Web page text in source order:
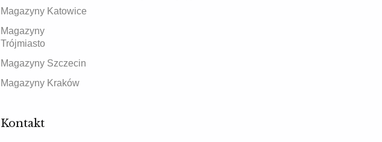
Magazyny Katowice
Magazyny
Trójmiasto
Magazyny Szczecin
Magazyny Kraków
Kontakt